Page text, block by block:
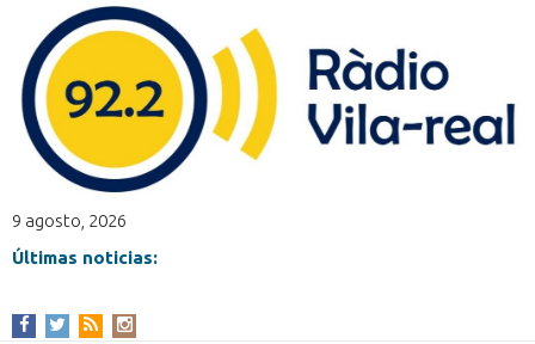
9 agosto, 2026
Últimas noticias: